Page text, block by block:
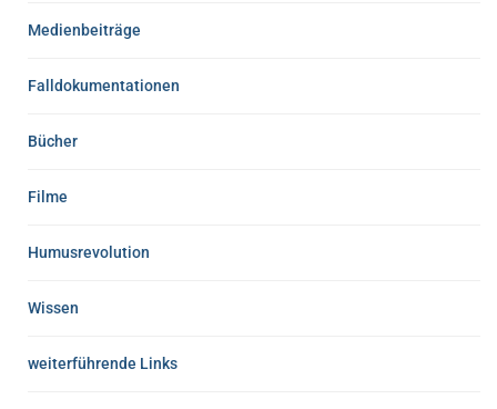
Medienbeiträge
Falldokumentationen
Bücher
Filme
Humusrevolution
Wissen
weiterführende Links